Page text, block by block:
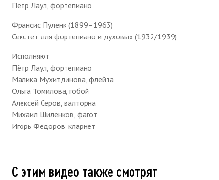
Пётр Лаул, фортепиано
Франсис Пуленк (1899–1963)
Секстет для фортепиано и духовых (1932/1939)
Исполняют
Пётр Лаул, фортепиано
Малика Мухитдинова, флейта
Ольга Томилова, гобой
Алексей Серов, валторна
Михаил Шиленков, фагот
Игорь Фёдоров, кларнет
С этим видео также смотрят